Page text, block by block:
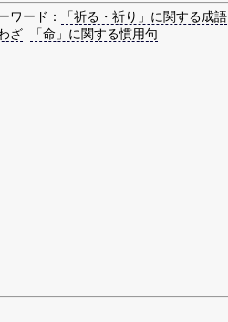
ワード： 「祈る・祈り」に関する成語
ざ
「命」に関する慣用句